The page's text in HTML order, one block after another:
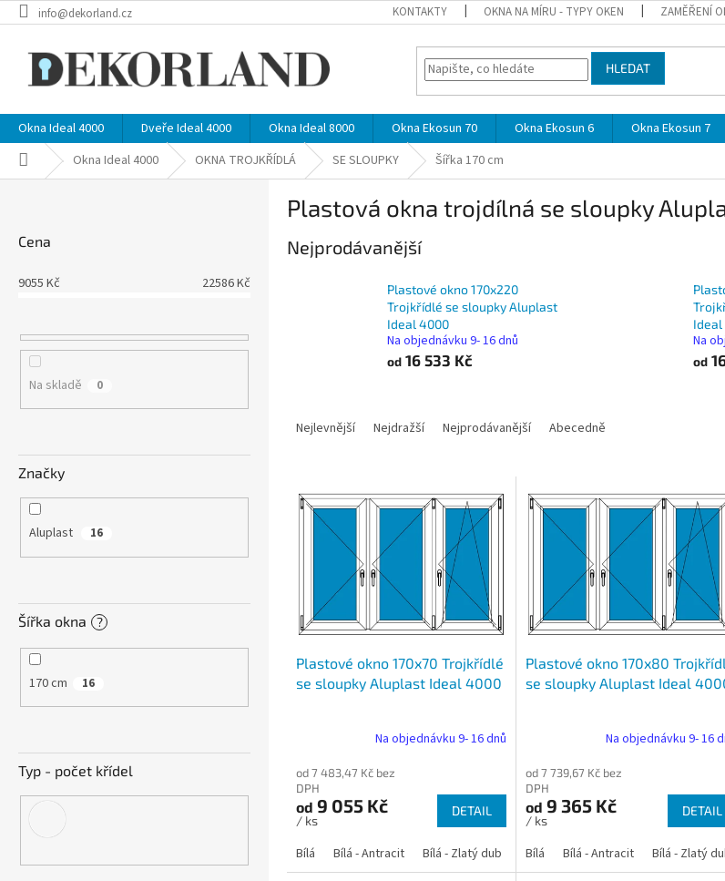
Přejít
na
info@dekorland.cz KONTAKTY OKNA NA MÍRU - TYPY OKEN ZAMĚŘENÍ
HLEDAT
Okna Ideal 4000 Dveře Ideal 4000 Okna Ideal 8000 Okna Ekosun 70 Okna Ekosun 6 Okna Ekosun 7
Domů Okna Ideal 4000 OKNA TROJKŘÍDLÁ SE SLOUPKY Šířka 170 cm
Cena
9055 Kč 22586Kč
Na skladě 0
Značky
Aluplast 16
Šířka okna ?
170 cm 16
Typ - počet křídel
Plastová okna trojdílná se sloupky
Nejprodávanější
Plastové okno 170x220
Trojkřídlé se sloupky Aluplast
Ideal 4000
Na objednávku 9- 16 dnů
od 16 533 Kč
Na
od
Nejlevnější Nejdražší Nejprodávanější Abecedně
Plastové okno 170x70 Trojkřídlé
se sloupky Aluplast Ideal 4000
Na objednávku 9- 16 dnů
od 7 483,47 Kč bez
DPH
od 9 055 Kč
/ ks
DETAIL
Bílá Bílá - Antracit Bílá - Zlatý dub Bílá - Tmavý dub Bílá - Ořech
Plastové okno 170x80
se sloupky Aluplast Ideal
Na objednávku 9- 16
od 7 739,67 Kč bez
DPH
od 9 365 Kč
/ ks
DETAIL
Bílá Bílá - Antracit Bílá - Zlatý